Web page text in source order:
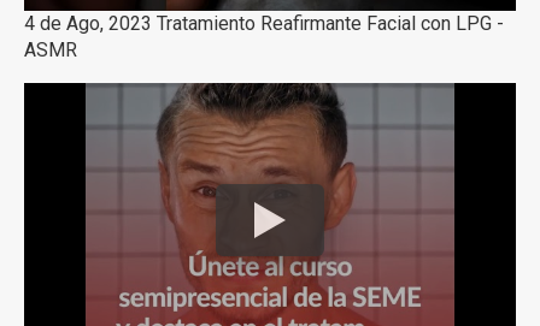
4 de Ago, 2023 Tratamiento Reafirmante Facial con LPG -
ASMR